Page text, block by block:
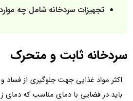
تجهیزات سردخانه شامل چه
سردخانه ثابت و متحرک
اکثر مواد غذایی جهت جلوگیری از
باید در فضایی با دمای مناسب که دمای